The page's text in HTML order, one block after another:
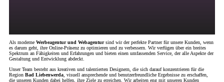
Als moderne Werbeagentur und Webagentursind wir der perfekte Partner für unsere Kunden, wenn
es darum geht, ihre Online-Präsenz zu optimieren und zu verbessern. Wir verfügen über ein breites
Spektrum an Fähigkeiten und Erfahrungen und bieten einen umfassenden Service, der alle Aspekte der
Gestaltung und Entwicklung abdeckt.
Unser Team besteht aus kreativen und talentierten Designern, die sich darauf konzentrieren für die
Region Bad Liebenwerda , visuell ansprechende und benutzerfreundliche Ergebnisse zu erschaffen,
die unseren Kunden dabei helfen, ihre Ziele zu erreichen. Wir arbeiten eng mit unseren Kunden